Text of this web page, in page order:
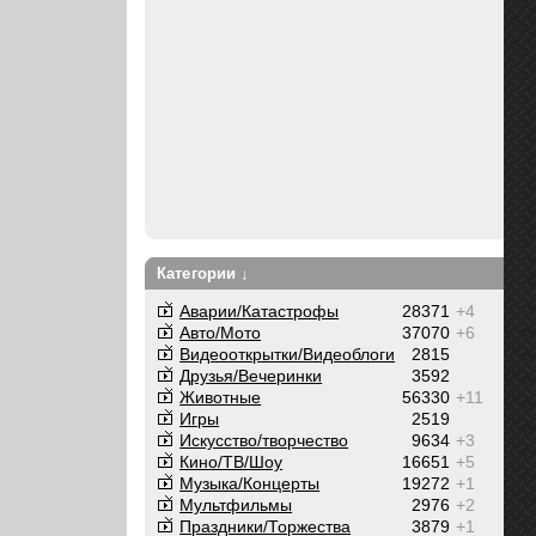
Категории ↓
+4
28371
Аварии/Катастрофы
+6
37070
Авто/Мото
2815
Видеооткрытки/Видеоблоги
3592
Друзья/Вечеринки
+11
56330
Животные
2519
Игры
+3
9634
Искусство/творчество
+5
16651
Кино/ТВ/Шоу
+1
19272
Музыка/Концерты
+2
2976
Мультфильмы
+1
3879
Праздники/Торжества